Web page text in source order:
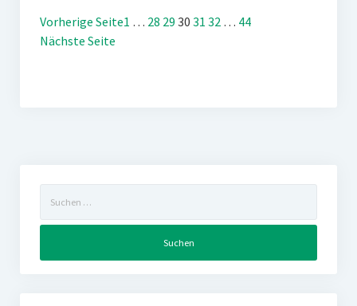
Vorherige Seite1 … 28 29 30 31 32 … 44
Nächste Seite
nach: